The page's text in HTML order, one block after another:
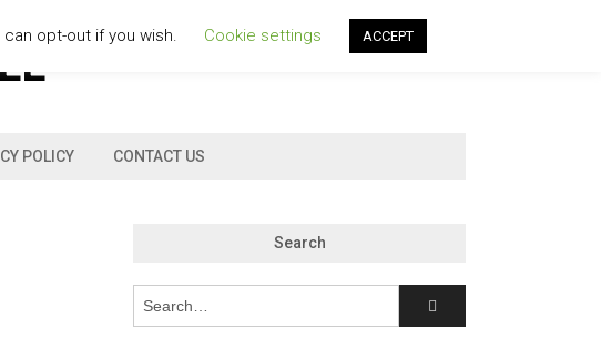
POLICY CONTACT US
Search
opt-out if you wish. Cookie settings ACCEPT